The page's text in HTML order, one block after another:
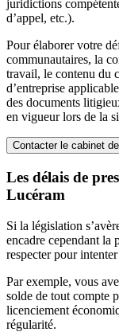
juridictions
d’appel, etc.).
Pour élaborer votre
communautaires, la
travail, le contenu du
d’entreprise
des documents
en vigueur lors de la
Contacter le cabinet
Les délais de
Lucéram
Si la législation
encadre cependant la
respecter pour
Par exemple, vous
solde de tout compte
licenciement
régularité.